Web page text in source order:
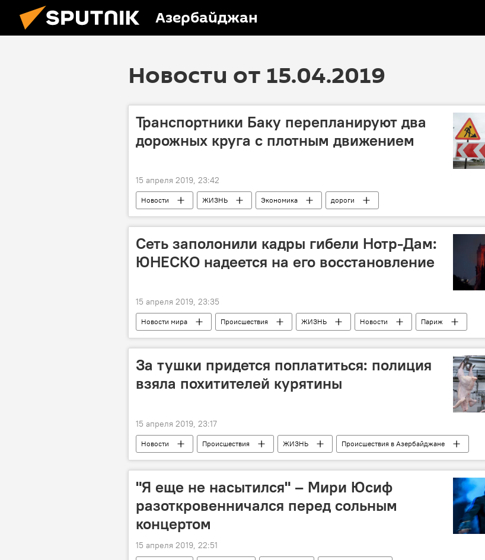
Азербайджан
Новости от 15.04.2019
Транспортники Баку перепланируют два
дорожных круга с плотным движением
15 апреля 2019, 23:42
Новости ЖИЗНЬ Экономика
дороги
Бакинское транспортное агентство (БТА)
Сеть заполонили кадры гибели Нотр-Дам:
ЮНЕСКО надеется на его восстановление
15 апреля 2019, 23:35
Новости мира Происшествия ЖИЗНЬ Новости
Париж
Одри Азуле
ЮНЕСКО
За тушки придется поплатиться: полиция
взяла похитителей курятины
15 апреля 2019, 23:17
Новости Происшествия ЖИЗНЬ
Происшествия в Азербайджане
Кража
Птицефабрика Говсан
"Я еще не насытился" – Мири Юсиф
разоткровенничался перед сольным
концертом
15 апреля 2019, 22:51